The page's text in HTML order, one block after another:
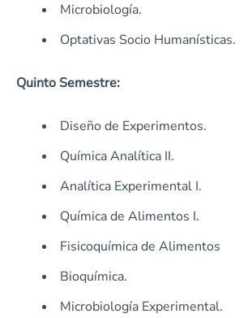
Microbiología.
Optativas Socio Humanísticas.
Quinto Semestre:
Diseño de Experimentos.
Química Analítica II.
Analítica Experimental I.
Química de Alimentos I.
Fisicoquímica de Alimentos
Bioquímica.
Microbiología Experimental.